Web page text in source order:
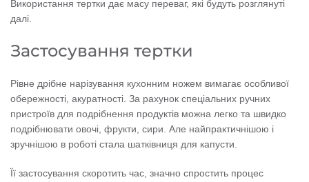
Використання тертки дає масу переваг, які будуть розглянуті
далі.
Застосування тертки
Рівне дрібне нарізування кухонним ножем вимагає особливої ​​
обережності, акуратності. За рахунок спеціальних ручних
пристроїв для подрібнення продуктів можна легко та швидко
подрібнювати овочі, фрукти, сири. Але найпрактичнішою і
зручнішою в роботі стала шатківниця для капусти.
Її застосування скоротить час, значно спростить процес